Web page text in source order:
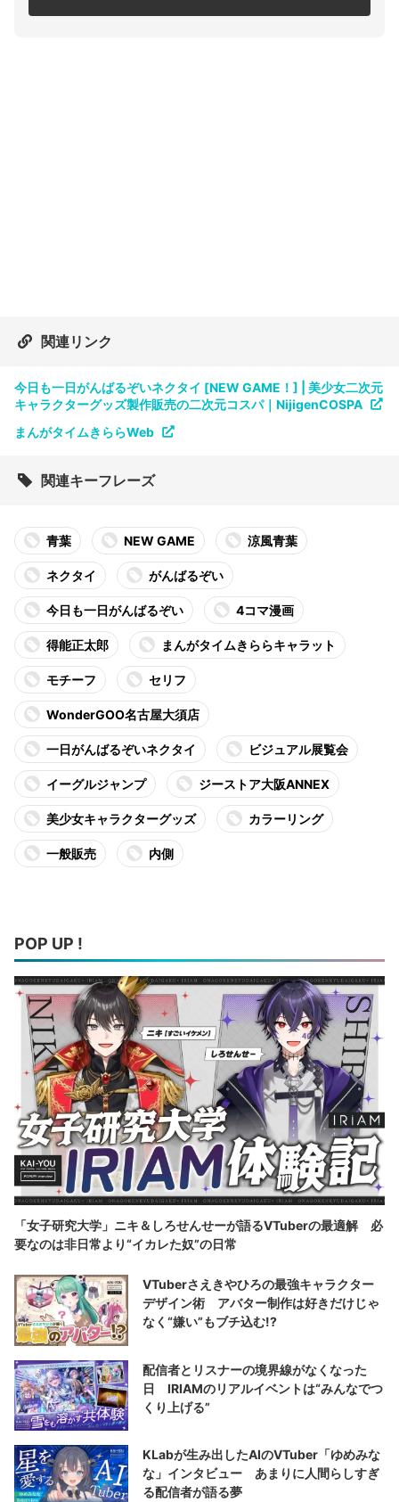
関連リンク
今日も一日がんばるぞいネクタイ [NEW GAME！] | 美少女二次元
キャラクターグッズ製作販売の二次元コスパ｜NijigenCOSPA
まんがタイムきららWeb
関連キーフレーズ
青葉 NEW GAME 涼風青葉
ネクタイ がんばるぞい
今日も一日がんばるぞい 4コマ漫画
得能正太郎 まんがタイムきららキャラット
モチーフ セリフ
WonderGOO名古屋大須店
一日がんばるぞいネクタイ ビジュアル展覧会
イーグルジャンプ ジーストア大阪ANNEX
美少女キャラクターグッズ カラーリング
一般販売 内側
POP UP !
「女子研究大学」ニキ＆しろせんせーが語るVTuberの最適解 必
要なのは非日常より“イカレた奴”の日常
VTuberさえきやひろの最強キャラクター
デザイン術 アバター制作は好きだけじゃ
なく“嫌い”もブチ込む!?
配信者とリスナーの境界線がなくなった
日 IRIAMのリアルイベントは“みんなでつ
くり上げる”
KLabが生み出したAIのVTuber「ゆめみな
な」インタビュー あまりに人間らしすぎ
る配信者が語る夢